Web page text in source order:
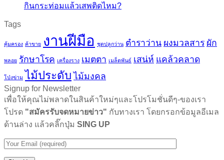
กินกระท่อมแล้วเสพติดไหม?
Tags
คุ้มครอง ค้าขาย งานฝีมือ ชุดปลูกว่าน ตำราว่าน ผงมวลสาร ผัก
พลอย รักษาโรค เครื่องราง เมตตา เมล็ดพันธ์ เสน่ห์ แคล้วคลาด
โป่งข่าม ไม้ประดับ ไม้มงคล
Signup for Newsletter
เพื่อให้คุณไม่พลาดในสินค้าใหม่ๆและโปรโมชั่นดีๆ-ของเรา
โปรด "สมัครรับจดหมายข่าว" กับทางเรา โดยกรอกข้อมูลอีเมล
ด้านล่าง แล้วคลิ๊กปุ่ม SING UP